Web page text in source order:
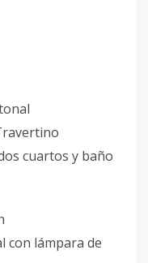
cuartos y baño
con lámpara de